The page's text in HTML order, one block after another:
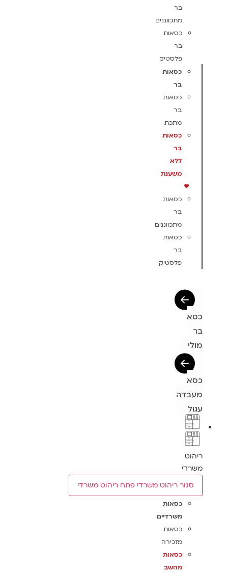
בר
מתכווננים
כסאות
בר
פלסטיק
כסאות
בר
כסאות
בר
מתכת
כסאות
בר
ללא
משענת
כסאות
בר
מתכווננים
כסאות
בר
פלסטיק
כסא
בר
מולי
כסא
מעבדה
עגול
ריהוט
משרדי
סגור ריהוט משרדי פתח ריהוט משרדי
כסאות
משרדיים
כסאות
מזכירה
כסאות
מחשב